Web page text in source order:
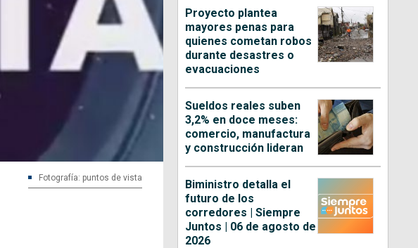
Fotografía: puntos de vista
Proyecto plantea
mayores penas para
quienes cometan robos
durante desastres o
evacuaciones
Sueldos reales suben
3,2% en doce meses:
comercio, manufactura
y construcción lideran
Biministro detalla el
futuro de los
corredores | Siempre
Juntos | 06 de agosto de
2026